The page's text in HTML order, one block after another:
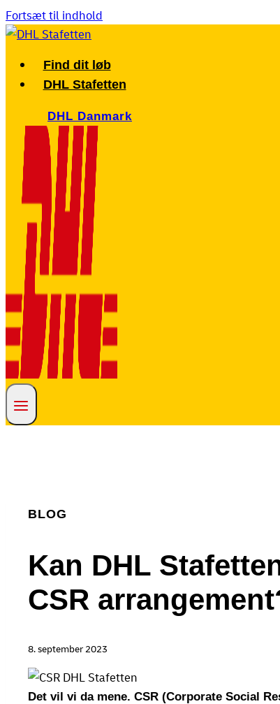
Fortsæt til indhold
Find dit løb
DHL Stafetten
DHL Danmark
BLOG
Kan DHL
CSR
8. september 2023
Det vil vi da mene. CSR (Corporate Social